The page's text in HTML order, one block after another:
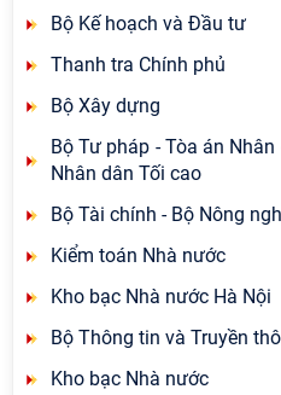
Bộ Kế hoạch và Đầu tư
Thanh tra Chính phủ
Bộ Xây dựng
Bộ Tư pháp - Tòa án
Nhân dân Tối cao
Bộ Tài chính - Bộ Nông
Kiểm toán Nhà nước
Kho bạc Nhà nước Hà Nội
Bộ Thông tin và Truyền
Kho bạc Nhà nước